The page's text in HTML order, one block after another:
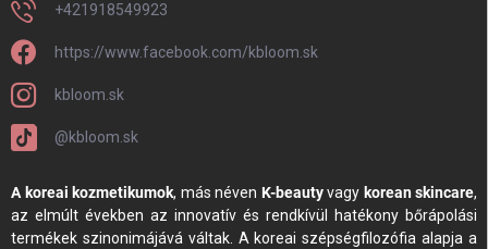
+421918549923
https://www.facebook.com/kbloom.sk
kbloom.sk
@kbloom.sk
A koreai kozmetikumok, más néven K-beautyvagy korean skincare,
az elmúlt években az innovatív és rendkívül hatékony bőrápolási
termékek szinonimájává váltak. A koreai szépségfilozófia alapja a